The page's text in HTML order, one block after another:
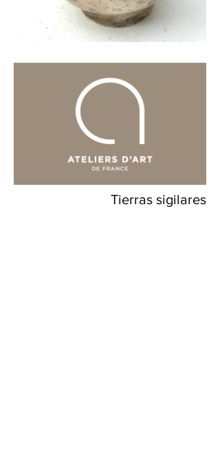
Tierras sigilares